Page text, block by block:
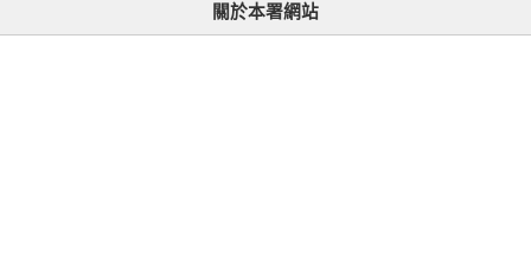
關於本署網站